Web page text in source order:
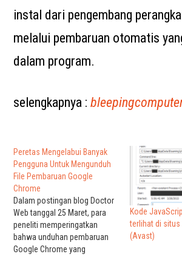
instal dari pengembang
melalui pembaruan otomatis
dalam program.
selengkapnya :
Peretas Mengelabui Banyak
Pengguna Untuk Mengunduh
File Pembaruan Google
Chrome
Dalam postingan blog Doctor
Web tanggal 25 Maret, para
peneliti memperingatkan
bahwa unduhan pembaruan
Google Chrome yang
Kode
terlihat di situs
(Avast)